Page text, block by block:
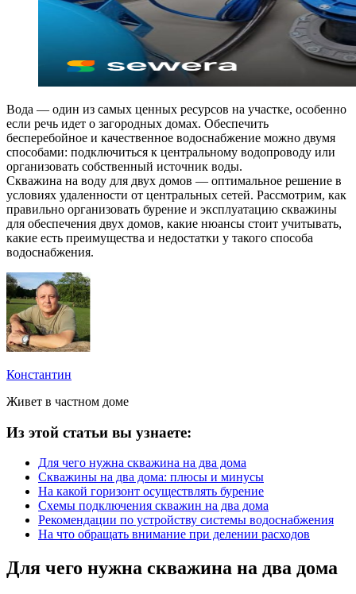
Вода — один из самых ценных ресурсов на участке, особенно
если речь идет о загородных домах. Обеспечить
бесперебойное и качественное водоснабжение можно двумя
способами: подключиться к центральному водопроводу или
организовать собственный источник воды.
Скважина на воду для двух домов — оптимальное решение в
условиях удаленности от центральных сетей. Рассмотрим, как
правильно организовать бурение и эксплуатацию скважины
для обеспечения двух домов, какие нюансы стоит учитывать,
какие есть преимущества и недостатки у такого способа
водоснабжения.
Константин
Живет в частном доме
Из этой статьи вы узнаете:
Для чего нужна скважина на два дома
Скважины на два дома: плюсы и минусы
На какой горизонт осуществлять бурение
Схемы подключения скважин на два дома
Рекомендации по устройству системы водоснабжения
На что обращать внимание при делении расходов
Для чего нужна скважина на два дома